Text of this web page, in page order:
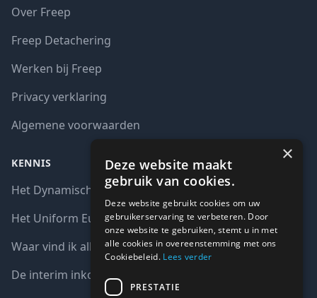
Over Freep
Freep Detachering
Werken bij Freep
Privacy verklaring
Algemene voorwaarden
KENNIS
Het Dynamisch aankoopsysteem (DAS)
Het Uniform Europees Aanbestedingsdocument (UEA)
Waar vind ik alle interim opdrachten bij de overheid?
De interim inkoop markt in cijfers
×
Deze website maakt
gebruik van cookies.
Deze website gebruikt cookies om uw
gebruikerservaring te verbeteren. Door
onze website te gebruiken, stemt u in met
alle cookies in overeenstemming met ons
Cookiebeleid. Lees verder
PRESTATIE